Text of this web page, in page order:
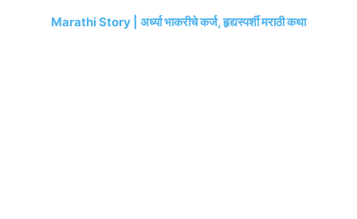
Marathi Story | अर्ध्या भाकरीचे कर्ज, हृद्यस्पर्शी मराठी कथा